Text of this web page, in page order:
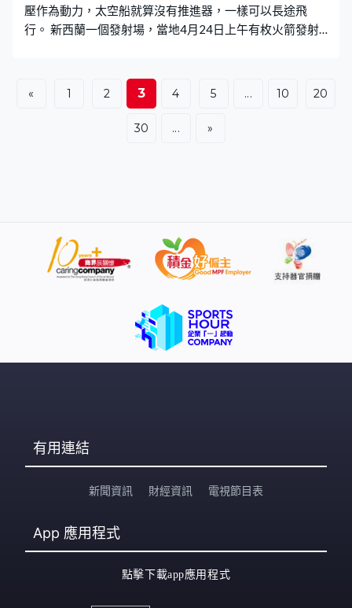
壓作為動力，太空船就算沒有推進器，一樣可以長途飛
行。 新西蘭一個發射場，當地4月24日上午有枚火箭發射
西比主體大得多，就是太空總署新一代太陽帆，收納狀態
只有7米長，張開後面積達80平方米，相當於6個泊車位那
麼大。 推動太陽帆的不是風，亦不是太陽能電池，而是太
太陽帆的實際面積會放大至2千平方米，大約半個足球場那
麼大。到時就算在沒風的宇宙，太空船一樣可以揚帆星
海。
« 1 2 3 4 5 ... 10 20
30 ... »
有用連結
新聞資訊 財經資訊 電視節目表
App 應用程式
點擊下載app應用程式